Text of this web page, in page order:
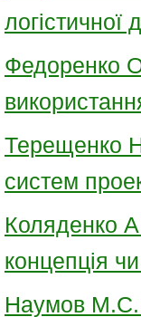
логістичної
Федоренко
Терещенко Н.
систем
Коляденко
концепція
Наумов М.С.